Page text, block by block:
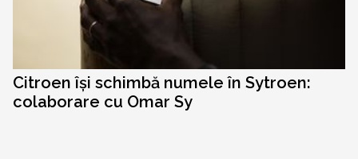
Citroen își schimbă numele în Sytroen:
colaborare cu Omar Sy